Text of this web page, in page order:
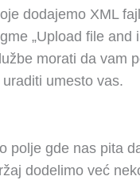
dodajemo XML
„Upload file
morati da vam
umesto vas.
polje gde nas pita
dodelimo već